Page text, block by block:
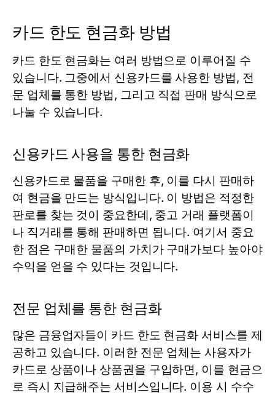
카드 한도 현금화 방법
카드 한도 현금화는 여러 방법으로 이루어질 수
있습니다. 그중에서 신용카드를 사용한 방법, 전
문 업체를 통한 방법, 그리고 직접 판매 방식으로
나눌 수 있습니다.
신용카드 사용을 통한 현금화
신용카드로 물품을 구매한 후, 이를 다시 판매하
여 현금을 만드는 방식입니다. 이 방법은 적정한
판로를 찾는 것이 중요한데, 중고 거래 플랫폼이
나 직거래를 통해 판매하면 됩니다. 여기서 중요
한 점은 구매한 물품의 가치가 구매가보다 높아야
수익을 얻을 수 있다는 것입니다.
전문 업체를 통한 현금화
많은 금융업자들이 카드 한도 현금화 서비스를 제
공하고 있습니다. 이러한 전문 업체는 사용자가
카드로 상품이나 상품권을 구입하면, 이를 현금으
로 즉시 지급해주는 서비스입니다. 이용 시 수수